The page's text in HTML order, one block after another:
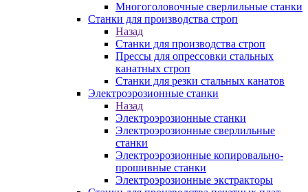
Многоголовочные сверлильные станки
Станки для производства строп
Назад
Станки для производства строп
Прессы для опрессовки стальных
канатных строп
Станки для резки стальных канатов
Электроэрозионные станки
Назад
Электроэрозионные станки
Электроэрозионные сверлильные
станки
Электроэрозионные копировально-
прошивные станки
Электроэрозионные экстракторы